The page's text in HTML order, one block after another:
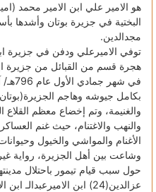
هو الامير علي ابن الامير محمد
البختية في جزيرة بوتان وأشدها
مجدالدين.
توفي الاميرعلي ودفن في جزيرة
هجرة قسم من القبائل من جزيرة
بكامل جيوشه وهاجم
والغنيمة، وتم إخضاع معظم
والنهب والاغتنام، حيث غنم
الأغنام والمواشي والخيول وحيوانات
وشاعت بين أهل الجزيرة، رواية
حول سبب قيام تيمور باحتلال
عزالدين(24) ابن الاميرعبدالـ ابن الاميرعيسى (اميرقبائل البختية/بوتان).